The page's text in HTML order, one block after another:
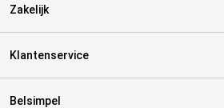
Zakelijk
Klantenservice
Belsimpel